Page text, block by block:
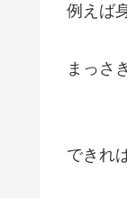
例えば
まっさ
できれ